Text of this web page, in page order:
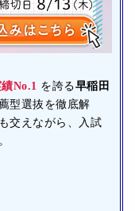
No.1 を誇る早稲田
型選抜を徹底解
交えながら、入試